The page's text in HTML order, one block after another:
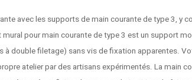
avec les supports de main courante de type 3, y
pour main courante de type 3 est un support
à double filetage) sans vis de fixation apparentes.
atelier par des artisans expérimentés. La main